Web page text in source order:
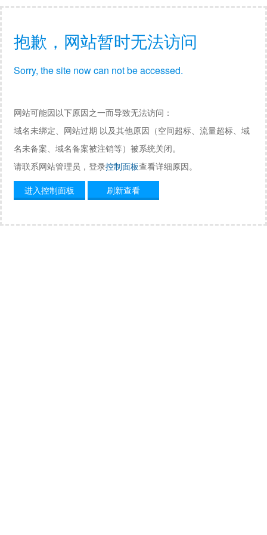
抱歉，网站暂时无法访问
Sorry, the site now can not be accessed.
网站可能因以下原因之一而导致无法访问：
域名未绑定、网站过期 以及其他原因（空间超标、流量超标、域
名未备案、域名备案被注销等）被系统关闭。
请联系网站管理员，登录控制面板查看详细原因。
进入控制面板
刷新查看